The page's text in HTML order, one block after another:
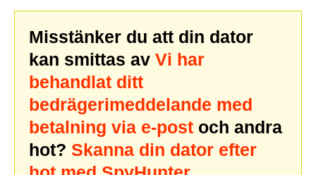
Misstänker du att din dator
kan smittas av Vi har
behandlat ditt
bedrägerimeddelande med
betalning via e-post och andra
hot? Skanna din dator efter